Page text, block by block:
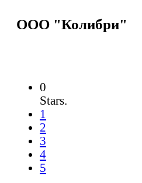
ООО "Колибри"
0
Stars.
1
2
3
4
5